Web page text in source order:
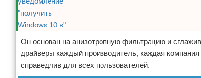
Он основан на анизотропную фильтрацию и
драйверы каждый производитель, каждая
справедлив для всех пользователей.